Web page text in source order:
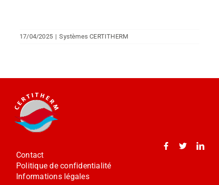
17/04/2025 | Systèmes CERTITHERM
Contact
Politique de confidentialité
Informations légales